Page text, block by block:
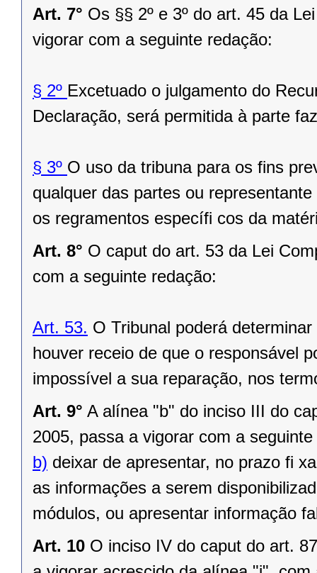
Art. 7° Os §§ 2º e 3º do art. 45 da
vigorar com a seguinte redação:
§ 2º Excetuado o julgamento do
Declaração, será permitida à parte
§ 3º O uso da tribuna para os fins
qualquer das partes ou
os regramentos específi cos da
Art. 8° O caput do art. 53 da Lei
com a seguinte redação:
Art. 53. O Tribunal poderá
houver receio de que o responsável
impossível a sua reparação, nos
Art. 9° A alínea "b" do inciso III do
2005, passa a vigorar com a
b) deixar de apresentar, no prazo fi
as informações a serem
módulos, ou apresentar informação
Art. 10 O inciso IV do caput do art.